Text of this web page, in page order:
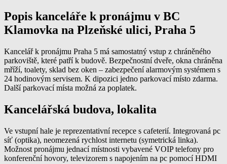
Popis kanceláře k pronájmu v BC
Klamovka na Plzeňské ulici, Praha 5
Kancelář k pronájmu Praha 5 má samostatný vstup z chráněného
parkoviště, které patří k budově. Bezpečnostní dveře, okna chráněna
mříží, toalety, sklad bez oken – zabezpečení alarmovým systémem s
24 hodinovým servisem. K dipozici jedno parkovací místo zdarma.
Další parkovací místa možná za poplatek.
Kancelářská budova, lokalita
Ve vstupní hale je reprezentativní recepce s cafeterií. Integrovaná pc
síť (optika), neomezená rychlost internetu (symetrická linka).
Možnost pronájmu jednací místnosti vybavené VOIP telefony pro
konferenční hovory, televizorem s napojením na pc pomocí HDMI